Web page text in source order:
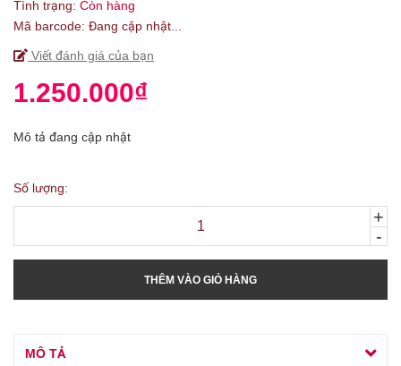
Tình trạng: Còn hàng
Mã barcode: Đang cập nhật...
Viết đánh giá của bạn
1.250.000₫
Mô tả đang cập nhật
Số lượng:
-
+
THÊM VÀO GIỎ HÀNG
MÔ TẢ